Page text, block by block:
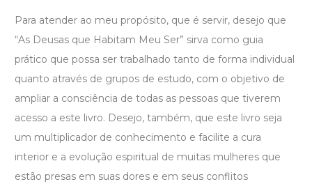
Para atender ao meu propósito, que é servir, desejo que
“As Deusas que Habitam Meu Ser” sirva como guia
prático que possa ser trabalhado tanto de forma individual
quanto através de grupos de estudo, com o objetivo de
ampliar a consciência de todas as pessoas que tiverem
acesso a este livro. Desejo, também, que este livro seja
um multiplicador de conhecimento e facilite a cura
interior e a evolução espiritual de muitas mulheres que
estão presas em suas dores e em seus conflitos